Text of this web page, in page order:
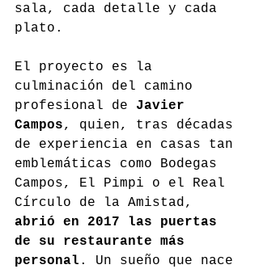
sala, cada detalle y cada
plato.
El proyecto es la
culminación del camino
profesional de Javier
Campos, quien, tras décadas
de experiencia en casas tan
emblemáticas como Bodegas
Campos, El Pimpi o el Real
Círculo de la Amistad,
abrió en 2017 las puertas
de su restaurante más
personal . Un sueño que nace